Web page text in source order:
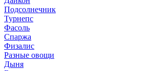
Подсолнечник
Турнепс
Фасоль
Спаржа
Физалис
Разные овощи
Дыня